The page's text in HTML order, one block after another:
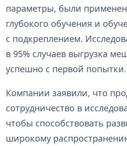
параметры, были
глубокого обучения и
с подкреплением.
в 95% случаев выгрузка
успешно с первой попытки.
Компании заявили, что
сотрудничество в
чтобы способствовать
широкому